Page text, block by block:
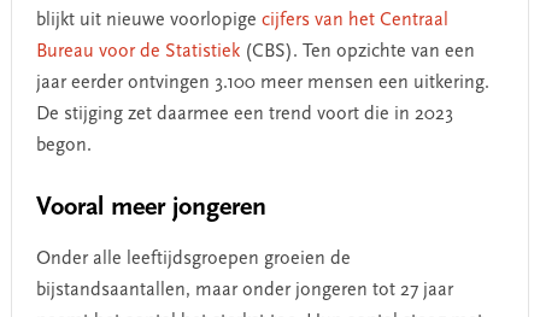
blijkt uit nieuwe voorlopige cijfers van het Centraal
Bureau voor de Statistiek(CBS). Ten opzichte van een
jaar eerder ontvingen 3.100 meer mensen een uitkering.
De stijging zet daarmee een trend voort die in 2023
begon.
Vooral meer jongeren
Onder alle leeftijdsgroepen groeien de
bijstandsaantallen, maar onder jongeren tot 27 jaar